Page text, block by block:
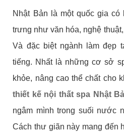
Nhật Bản là một quốc gia có
trưng như văn hóa, nghệ
Và đặc biệt ngành làm đẹp
tiếng. Nhất là những cơ sở
khỏe, nâng cao thể chất cho
thiết kế nội thất spa Nhật
ngâm mình trong suối nước
Cách thư giãn này mang đến